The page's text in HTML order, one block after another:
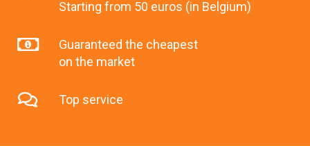
Starting from 50 euros (in Belgium)
Guaranteed the cheapest
on the market
Top service